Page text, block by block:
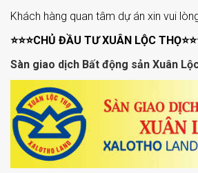
Khách hàng quan tâm dự án xin vui
⭐⭐⭐CHỦ ĐẦU TƯ XUÂN LỘC
Sàn giao dịch Bất động sản Xuân